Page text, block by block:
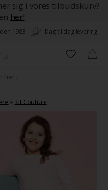
sig i vores tilbudskurv?
her!
1983 Dag til dag levering
» Kit Couture